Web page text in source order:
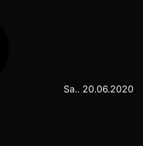
Sa.. 20.06.2020